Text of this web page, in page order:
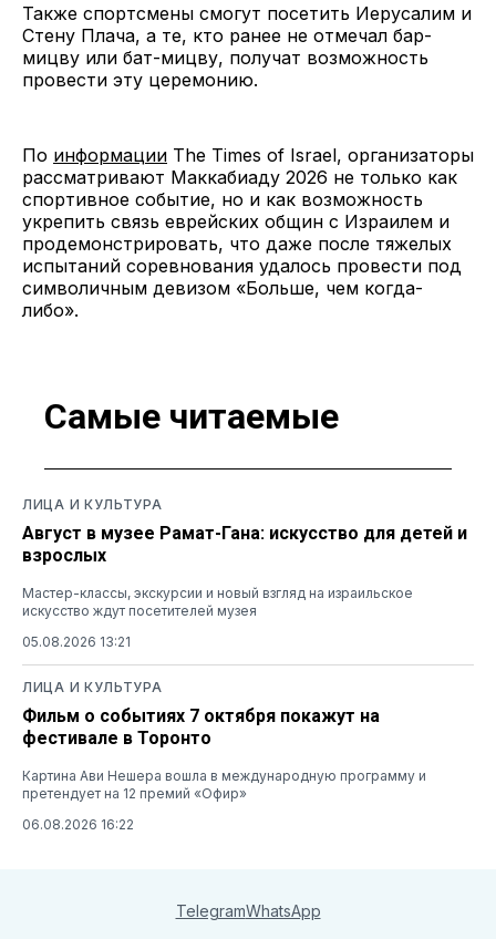
Также спортсмены смогут посетить Иерусалим и
Стену Плача, а те, кто ранее не отмечал бар-
мицву или бат-мицву, получат возможность
провести эту церемонию.
По информации The Times of Israel, организаторы
рассматривают Маккабиаду 2026 не только как
спортивное событие, но и как возможность
укрепить связь еврейских общин с Израилем и
продемонстрировать, что даже после тяжелых
испытаний соревнования удалось провести под
символичным девизом «Больше, чем когда-
либо».
Самые читаемые
ЛИЦА И КУЛЬТУРА
Август в музее Рамат-Гана: искусство для детей и
взрослых
Мастер-классы, экскурсии и новый взгляд на израильское
искусство ждут посетителей музея
05.08.2026 13:21
ЛИЦА И КУЛЬТУРА
Фильм о событиях 7 октября покажут на
фестивале в Торонто
Картина Ави Нешера вошла в международную программу и
претендует на 12 премий «Офир»
06.08.2026 16:22
TelegramWhatsApp